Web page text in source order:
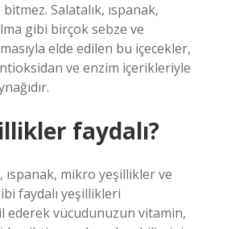
Salatalık, ıspanak,
gibi birçok sebze ve
elde edilen bu içecekler,
ve enzim içerikleriyle
faydalı?
mikro yeşillikler ve
faydalı yeşillikleri
ederek vücudunuzun vitamin,